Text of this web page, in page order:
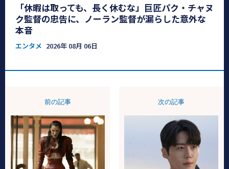
「休暇は取っても、長く休むな」巨匠パク・チャヌ
ク監督の忠告に、ノーラン監督が漏らした意外な
本音
エンタメ 2026年 08月 06日
前の記事 次の記事